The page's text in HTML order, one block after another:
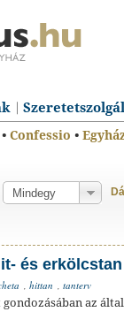
• Confessio •
és
, hittan , tanterv
az